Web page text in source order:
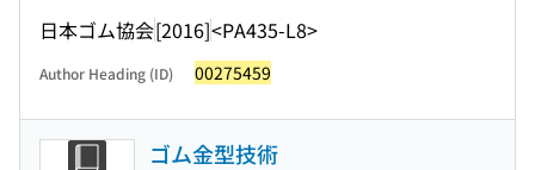
日本ゴム協会[2016]<PA435-L8>
Author Heading (ID) 00275459
ゴム金型技術